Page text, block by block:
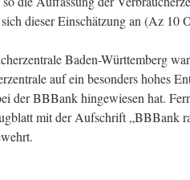
dieser Einschätzung an (Az 10
Baden-Württemberg
auf ein besonders hohes
der BBBank hingewiesen hat.
mit der Aufschrift „BBBank